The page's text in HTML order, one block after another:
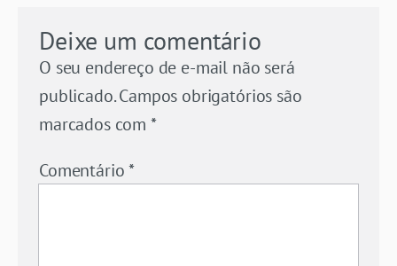
Deixe um comentário
O seu endereço de e-mail não será
publicado. Campos obrigatórios são
marcados com *
Comentário*